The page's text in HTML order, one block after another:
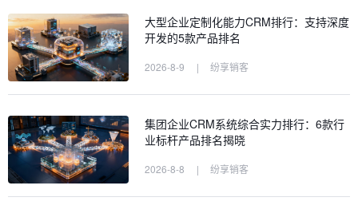
大型企业定制化能力CRM排行：支持深度
开发的5款产品排名
2026-8-9 | 纷享销客
集团企业CRM系统综合实力排行：6款行
业标杆产品排名揭晓
2026-8-8 | 纷享销客